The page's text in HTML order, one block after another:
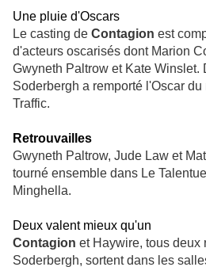
Une pluie d'Oscars
Le casting de Contagion est
d'acteurs oscarisés dont Marion
Gwyneth Paltrow et Kate Winslet.
Soderbergh a remporté l'Oscar
Traffic.
Retrouvailles
Gwyneth Paltrow, Jude Law et
tourné ensemble dans Le
Minghella.
Deux valent mieux qu'un
Contagion et Haywire, tous deux
Soderbergh, sortent dans les